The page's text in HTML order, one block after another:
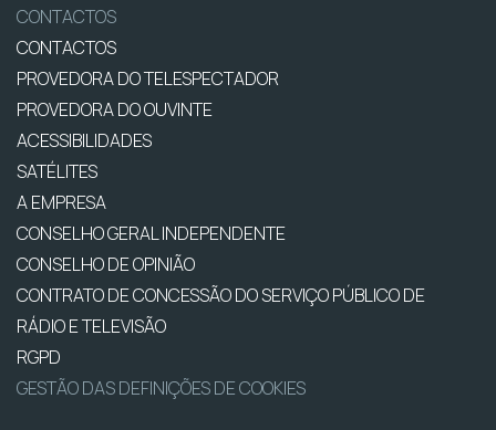
CONTACTOS
CONTACTOS
PROVEDORA DO TELESPECTADOR
PROVEDORA DO OUVINTE
ACESSIBILIDADES
SATÉLITES
A EMPRESA
CONSELHO GERAL INDEPENDENTE
CONSELHO DE OPINIÃO
CONTRATO DE CONCESSÃO DO SERVIÇO PÚBLICO DE
RÁDIO E TELEVISÃO
RGPD
GESTÃO DAS DEFINIÇÕES DE COOKIES